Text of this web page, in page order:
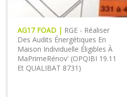
AG17 FOAD | RGE - Réaliser
Des Audits Énergétiques En
Maison Individuelle Éligibles À
MaPrimeRénov' (OPQIBI 19.11
Et QUALIBAT 8731 )